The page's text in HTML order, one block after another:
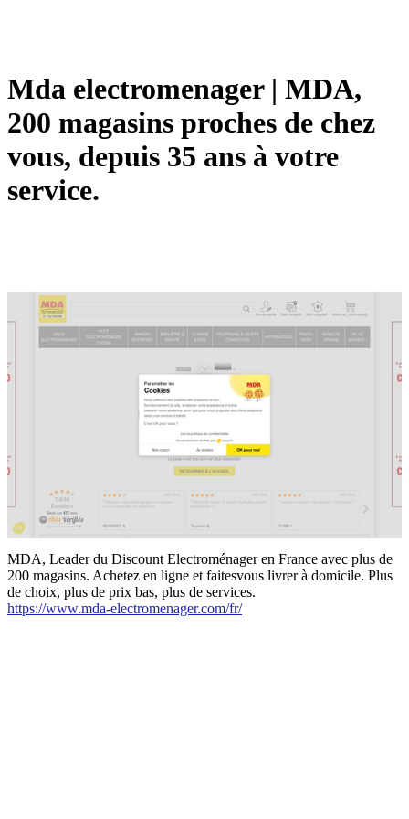
Mda electromena­ger | MDA,
200 magasins proches de chez
vous, depuis 35 ans à votre
service.
MDA, Leader du Discount Electroménager en France avec plus de
200 magasins. Achetez en ligne et faitesvous livrer à domicile. Plus
de choix, plus de prix bas, plus de services.
https://www.mda-electromenager.com/fr/